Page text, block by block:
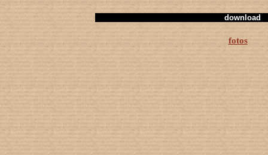
download
fotos